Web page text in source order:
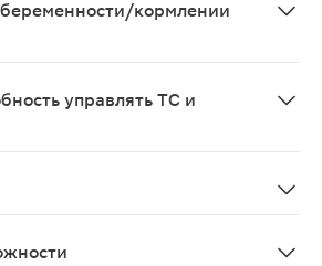
кормлении
управлять ТС и